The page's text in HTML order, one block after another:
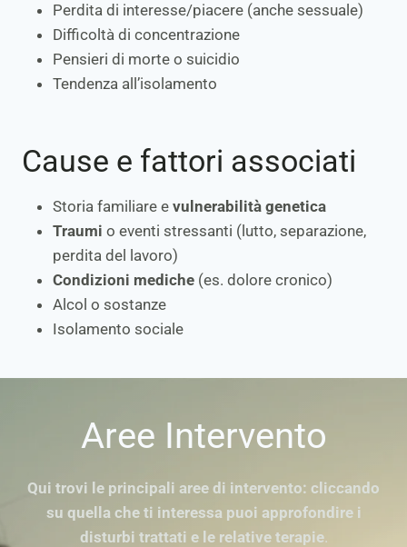
Perdita di interesse/piacere (anche sessuale)
Difficoltà di concentrazione
Pensieri di morte o suicidio
Tendenza all’isolamento
Cause e fattori associati
Storia familiare e vulnerabilità genetica
Traumi o eventi stressanti (lutto, separazione,
perdita del lavoro)
Condizioni mediche (es. dolore cronico)
Alcol o sostanze
Isolamento sociale
Aree Intervento
Qui trovi le principali aree di intervento: cliccando
su quella che ti interessa puoi approfondire i
disturbi trattati e le relative terapie.